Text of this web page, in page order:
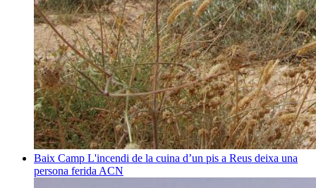
Baix Camp L'incendi de la cuina d’un pis a Reus deixa una
persona ferida ACN